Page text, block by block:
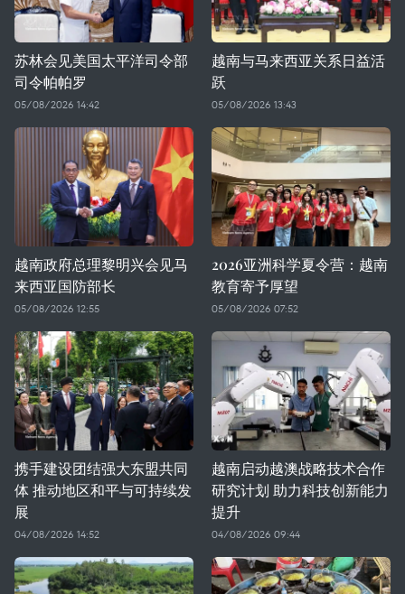
苏林会见美国太平洋司令部
司令帕帕罗
05/08/2026 14:42
越南与马来西亚关系日益活
跃
05/08/2026 13:43
越南政府总理黎明兴会见马
来西亚国防部长
05/08/2026 12:55
2026亚洲科学夏令营：越南
教育寄予厚望
05/08/2026 07:52
携手建设团结强大东盟共同
体 推动地区和平与可持续发
展
04/08/2026 14:52
越南启动越澳战略技术合作
研究计划 助力科技创新能力
提升
04/08/2026 09:44